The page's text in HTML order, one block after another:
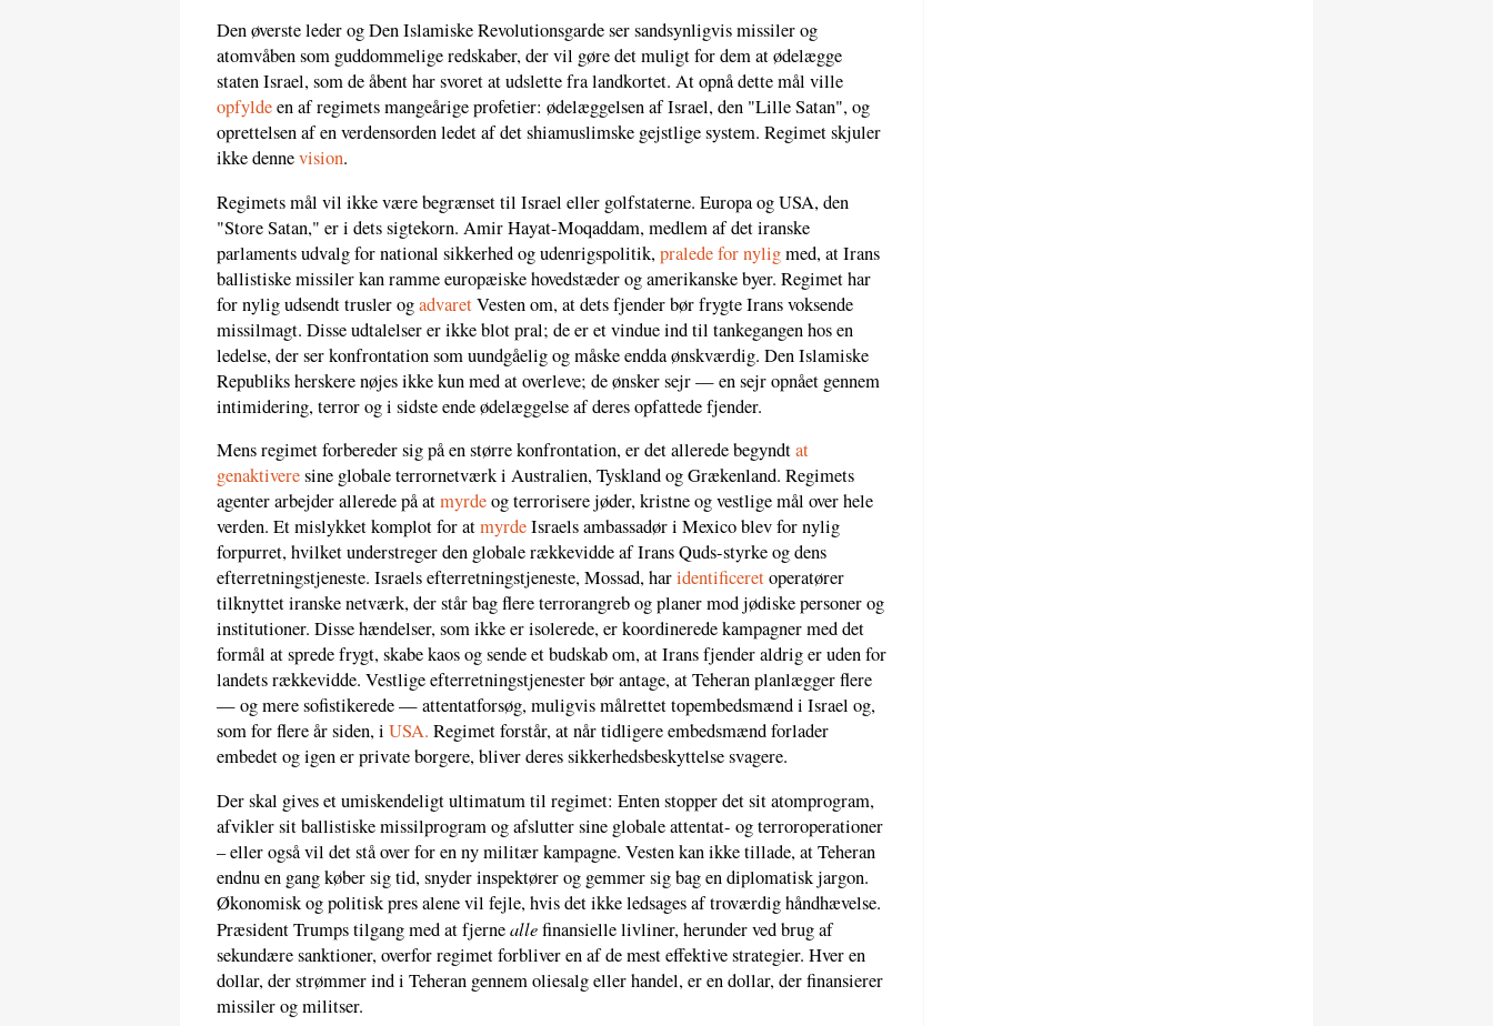
Den øverste leder og Den Islamiske Revolutionsgarde ser sandsynligvis missiler og
atomvåben som guddommelige redskaber, der vil gøre det muligt for dem at ødelægge
staten Israel, som de åbent har svoret at udslette fra landkortet. At opnå dette mål ville
opfyldeen af regimets mangeårige profetier: ødelæggelsen af Israel, den "Lille Satan", og
oprettelsen af en verdensorden ledet af det shiamuslimske gejstlige system. Regimet skjuler
ikke dennevision.
Regimets mål vil ikke være begrænset til Israel eller golfstaterne. Europa og USA, den
"Store Satan," er i dets sigtekorn. Amir Hayat-Moqaddam, medlem af det iranske
parlaments udvalg for national sikkerhed og udenrigspolitik,pralede for nyligmed, at Irans
ballistiske missiler kan ramme europæiske hovedstæder og amerikanske byer. Regimet har
for nylig udsendt trusler ogadvaretVesten om, at dets fjender bør frygte Irans voksende
missilmagt. Disse udtalelser er ikke blot pral; de er et vindue ind til tankegangen hos en
ledelse, der ser konfrontation som uundgåelig og måske endda ønskværdig. Den Islamiske
Republiks herskere nøjes ikke kun med at overleve; de ønsker sejr — en sejr opnået gennem
intimidering, terror og i sidste ende ødelæggelse af deres opfattede fjender.
Mens regimet forbereder sig på en større konfrontation, er det allerede begyndtat
genaktiveresine globale terrornetværk i Australien, Tyskland og Grækenland. Regimets
agenter arbejder allerede på atmyrdeog terrorisere jøder, kristne og vestlige mål over hele
verden. Et mislykket komplot for atmyrdeIsraels ambassadør i Mexico blev for nylig
forpurret, hvilket understreger den globale rækkevidde af Irans Quds-styrke og dens
efterretningstjeneste. Israels efterretningstjeneste, Mossad, haridentificeretoperatører
tilknyttet iranske netværk, der står bag flere terrorangreb og planer mod jødiske personer og
institutioner. Disse hændelser, som ikke er isolerede, er koordinerede kampagner med det
formål at sprede frygt, skabe kaos og sende et budskab om, at Irans fjender aldrig er uden for
landets rækkevidde. Vestlige efterretningstjenester bør antage, at Teheran planlægger flere
— og mere sofistikerede — attentatforsøg, muligvis målrettet topembedsmænd i Israel og,
som for flere år siden, i USA. Regimet forstår, at når tidligere embedsmænd forlader
embedet og igen er private borgere, bliver deres sikkerhedsbeskyttelse svagere.
Der skal gives et umiskendeligt ultimatum til regimet: Enten stopper det sit atomprogram,
afvikler sit ballistiske missilprogram og afslutter sine globale attentat- og terroroperationer
– eller også vil det stå over for en ny militær kampagne. Vesten kan ikke tillade, at Teheran
endnu en gang køber sig tid, snyder inspektører og gemmer sig bag en diplomatisk jargon.
Økonomisk og politisk pres alene vil fejle, hvis det ikke ledsages af troværdig håndhævelse.
Præsident Trumps tilgang med at fjerneallefinansielle livliner, herunder ved brug af
sekundære sanktioner, overfor regimet forbliver en af de mest effektive strategier. Hver en
dollar, der strømmer ind i Teheran gennem oliesalg eller handel, er en dollar, der finansierer
missiler og militser.